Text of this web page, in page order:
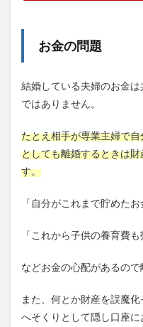
お金の問題
結婚している夫婦のお金
ではありません。
たとえ相手が専業主婦で
としても離婚するときは
す。
「自分がこれまで貯めた
「これから子供の養育費
などお金の心配があるので
また、何とか財産を誤魔
へそくりとして隠し口座に